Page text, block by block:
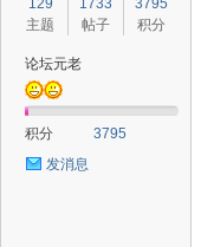
129
主题
1733
帖子
3795
积分
论坛元老
积分
3795
发消息